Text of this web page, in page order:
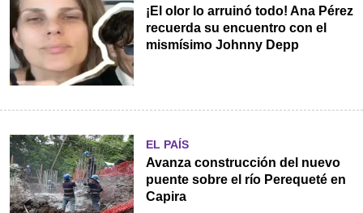
¡El olor lo arruinó todo! Ana Pérez
recuerda su encuentro con el
mismísimo Johnny Depp
EL PAÍS
Avanza construcción del nuevo
puente sobre el río Perequeté en
Capira